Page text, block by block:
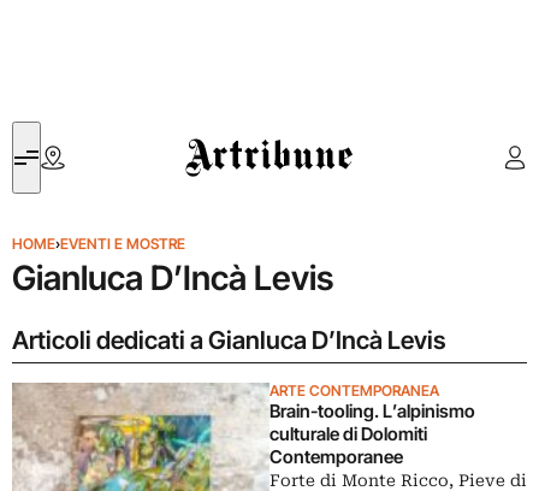
Artribune
HOME›EVENTI E MOSTRE
Gianluca D’Incà Levis
Articoli dedicati a Gianluca D’Incà Levis
ARTE CONTEMPORANEA
Brain-tooling. L’alpinismo
culturale di Dolomiti
Contemporanee
Forte di Monte Ricco, Pieve di